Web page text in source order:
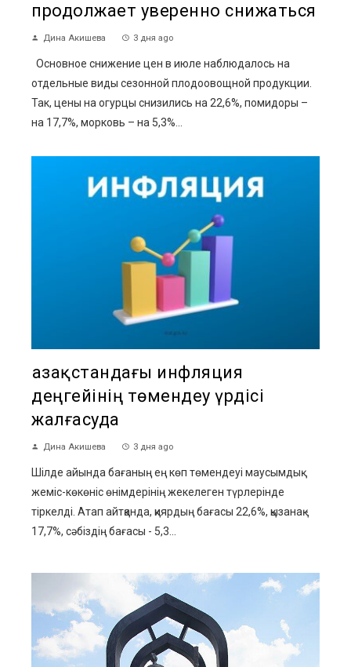
продолжает уверенно снижаться
Дина Акишева 3 дня ago
Основное снижение цен в июле наблюдалось на
отдельные виды сезонной плодоовощной продукции.
Так, цены на огурцы снизились на 22,6%, помидоры –
на 17,7%, морковь – на 5,3%...
Қазақстандағы инфляция
деңгейінің төмендеу үрдісі
жалғасуда
Дина Акишева 3 дня ago
Шілде айында бағаның ең көп төмендеуі маусымдық
жеміс-көкөніс өнімдерінің жекелеген түрлерінде
тіркелді. Атап айтқанда, қиярдың бағасы 22,6%, қызанақ -
17,7%, сәбіздің бағасы - 5,3...